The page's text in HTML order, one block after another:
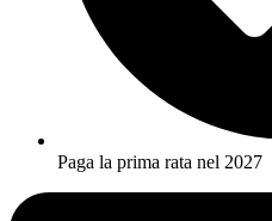
Paga la prima rata nel 2027